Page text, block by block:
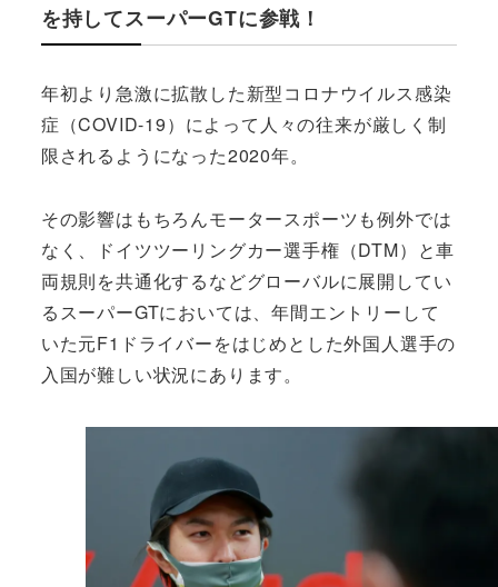
を持してスーパーGTに参戦！
年初より急激に拡散した新型コロナウイルス感染
症（COVID-19）によって人々の往来が厳しく制
限されるようになった2020年。
その影響はもちろんモータースポーツも例外では
なく、ドイツツーリングカー選手権（DTM）と車
両規則を共通化するなどグローバルに展開してい
るスーパーGTにおいては、年間エントリーして
いた元F1ドライバーをはじめとした外国人選手の
入国が難しい状況にあります。